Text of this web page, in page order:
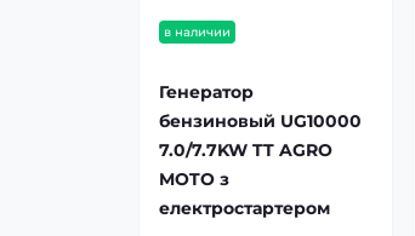
в наличии
Генератор
бензиновый UG10000
7.0/7.7KW TT AGRO
MOTO з
електростартером